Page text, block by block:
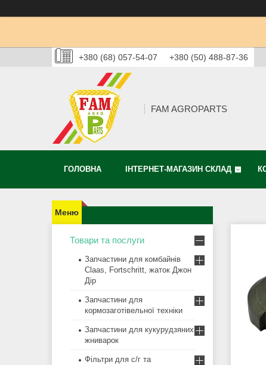
+380 (68) 057-54-07 +380 (50) 488-87-36
FAM AGROPARTS
ГОЛОВНА ІНТЕРНЕТ-МАГАЗИН СКЛАД
Товари та послуги
Запчастини для комбайнів
Claas, Fortschritt, жаток Джон
Дір
Запчастини для
кормозаготівельної техніки
Запчастини для кукурудзяних
жниварок
Фільтри для с/г та